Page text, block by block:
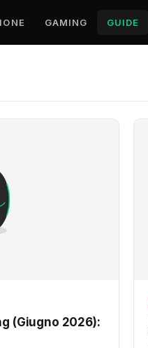
GAMING GUIDE
(Giugno 2026):